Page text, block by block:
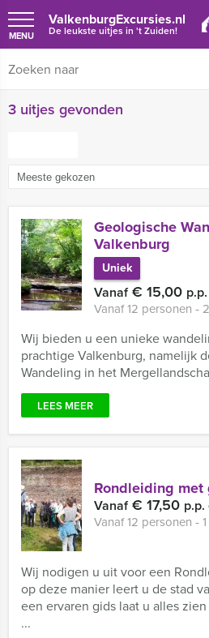
ValkenburgExcursies.nl
De leukste uitjes in 't Zuiden!
MENU
3 uitjes gevonden
Geologische
Valkenburg
Uniek
Vanaf€ 15,00
Vanaf 12 personen ‐
Wij bieden u een unieke
prachtige Valkenburg, namelijk
Wandeling in het
LEES MEER
Rondleiding
Vanaf€ 17,50 p.p.
Vanaf 12 personen ‐
Wij nodigen u uit voor een
op deze manier leert u de stad
een ervaren gids laat u alles
...